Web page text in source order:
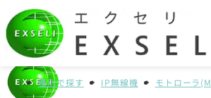
種別で探す IP無線機 モトローラ